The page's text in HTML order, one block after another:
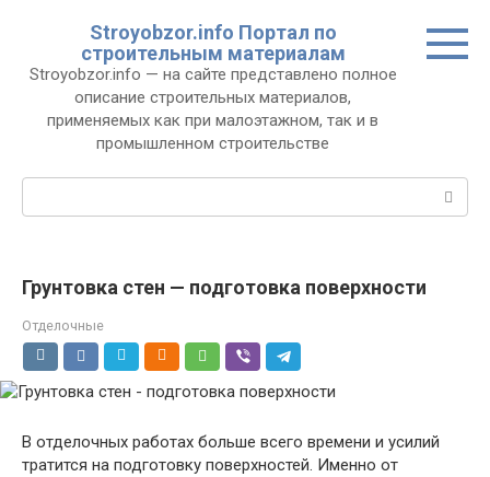
Stroyobzor.info Портал по
строительным материалам
Stroyobzor.info — на сайте представлено полное
описание строительных материалов,
применяемых как при малоэтажном, так и в
промышленном строительстве
Поиск:
Грунтовка стен — подготовка поверхности
Отделочные
В отделочных работах больше всего времени и усилий
тратится на подготовку поверхностей. Именно от